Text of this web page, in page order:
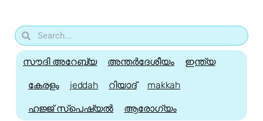
സൗദി അറേബ്യ അന്തർദേശീയം ഇന്ത്യ
കേരളം jeddah റിയാദ് makkah
ഹജ്ജ്‌ സ്പെഷ്യൽ ആരോഗ്യം